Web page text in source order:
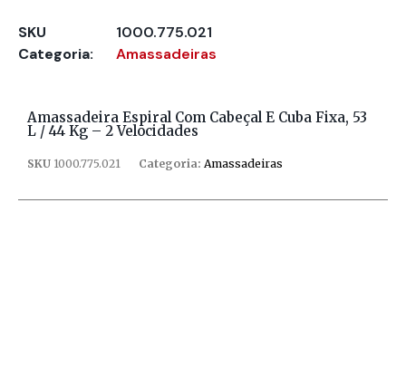
SKU
1000.775.021
Categoria:
Amassadeiras
Amassadeira Espiral Com Cabeçal E Cuba Fixa, 53
L / 44 Kg – 2 Velocidades
SKU 1000.775.021 Categoria: Amassadeiras